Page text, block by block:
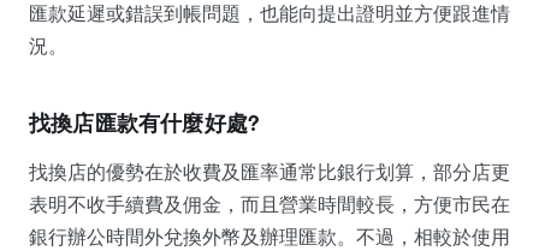
匯款延遲或錯誤到帳問題，也能向提出證明並方便跟進情
況。
找換店匯款有什麼好處?
找換店的優勢在於收費及匯率通常比銀行划算，部分店更
表明不收手續費及佣金，而且營業時間較長，方便市民在
銀行辦公時間外兌換外幣及辦理匯款。不過，相較於使用